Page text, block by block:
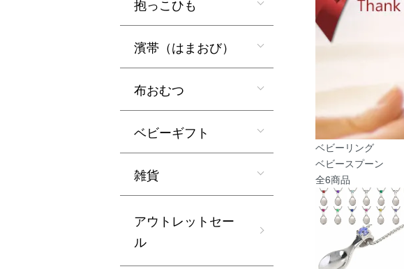
カテゴリー一覧
ベビーリング
ベビースプーン
全6商品
抱っこひも
濱帯（はまおび）
布おむつ
ベビーギフト
雑貨
アウトレットセー
ル